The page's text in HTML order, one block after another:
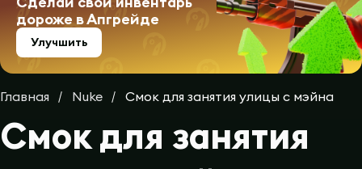
дороже в Апгрейде
Улучшить
Главная Nuke Смок для занятия улицы с мэйна
Смок для занятия